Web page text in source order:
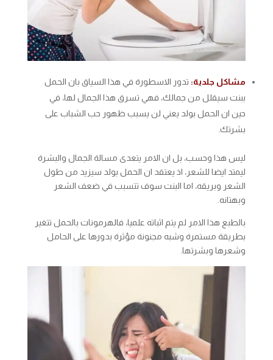
مشاكل جلدية: تدور الاسطورة في هذا السياق بان الحمل
ببنت سيقلل من جمالك، فهي تسرق هذا الجمال لها، في
حين ان الحمل بولد يعني لن يسبب ظهور حب الشباب على
بشرتك.
ليس هذا وحسب، بل ان الامر يتعدى مسالة الجمال والبشرة
ليمتد ايضا للشعر، اذ يعتقد ان الحمل بولد سيزيد من طول
الشعر وبريقه، اما البنت سوف تتسبب في ضعف الشعر
وبهتانه.
بالطبع هذا الامر لم يتم اثباته علميا، فالهرمونات بالحمل تتغير
بطريقة مستمرة وشبه مجنونة مؤثرة بدورها على الحامل
وشعرها وبشرتها.